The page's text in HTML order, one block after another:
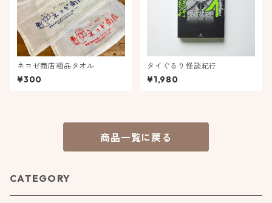
ネコゼ商店粗品タオル
¥300
タイぐるり怪談紀行
¥1,980
商品一覧に戻る
CATEGORY